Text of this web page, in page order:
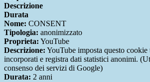
Descrizione
Durata
Nome: CONSENT
Tipologia: anonimizzato
Proprieta: YouTube
Descrizione: YouTube imposta questo
incorporati e registra dati statistici anonimi.
consenso dei servizi di Google)
Durata: 2 anni